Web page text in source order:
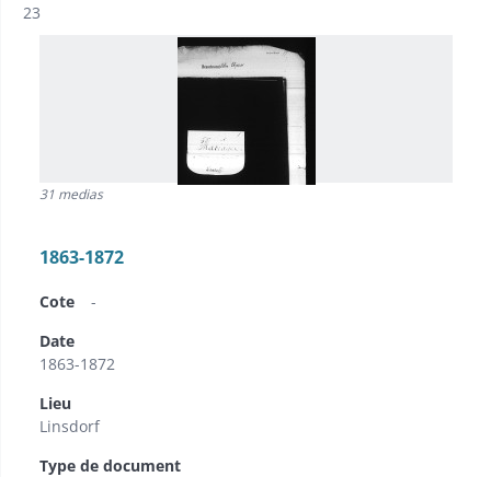
Résultat n°
23
31 medias
1863-1872
Cote
-
Date
1863-1872
Lieu
Linsdorf
Type de document